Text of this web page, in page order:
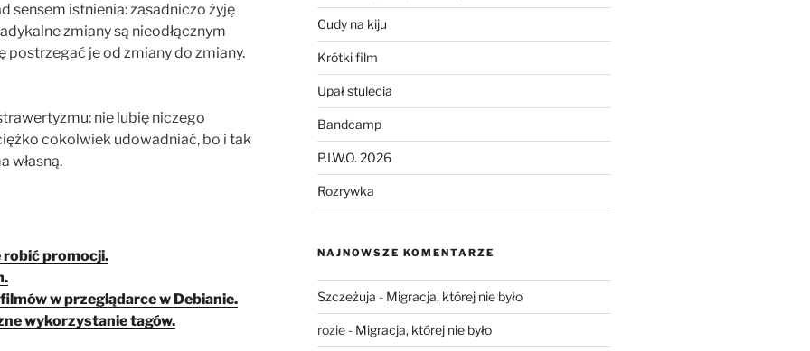
sensem istnienia: zasadniczo żyję
zmiany są nieodłącznym
je od zmiany do zmiany.
nie lubię niczego
cokolwiek udowadniać, bo i tak
własną.
robić promocji.
w przeglądarce w Debianie.
wykorzystanie tagów.
Cudy na kiju
Krótki film
Upał stulecia
Bandcamp
P.I.W.O. 2026
Rozrywka
NAJNOWSZE KOMENTARZE
Szczeżuja - Migracja, której nie było
rozie- Migracja, której nie było